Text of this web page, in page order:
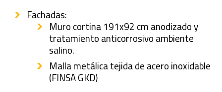
Fachadas:
Muro cortina 191x92 cm anodizado y
tratamiento anticorrosivo ambiente
salino.
Malla metálica tejida de acero inoxidable
(FINSA GKD)